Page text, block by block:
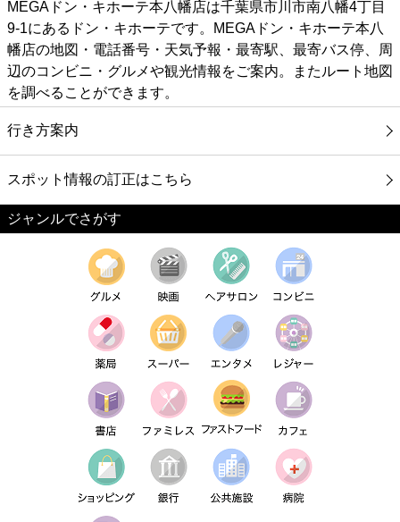
MEGAドン・キホーテ本八幡店は千葉県市川市南八幡4丁目
9-1にあるドン・キホーテです。MEGAドン・キホーテ本八
幡店の地図・電話番号・天気予報・最寄駅、最寄バス停、周
辺のコンビニ・グルメや観光情報をご案内。またルート地図
を調べることができます。
行き方案内
スポット情報の訂正はこちら
ジャンルでさがす